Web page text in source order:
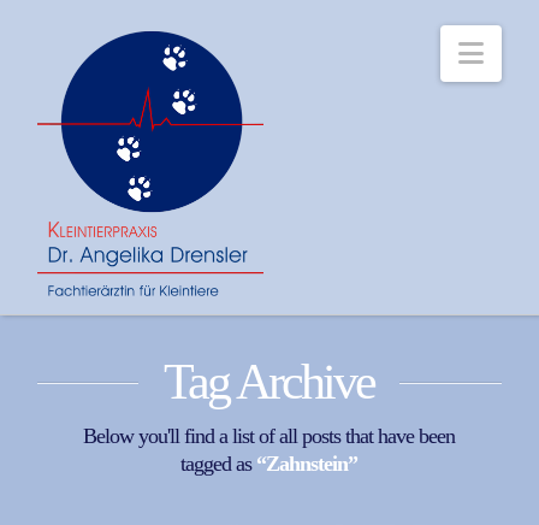
Tag Archive
Below you'll find a list of all posts that have been
tagged as “Zahnstein”